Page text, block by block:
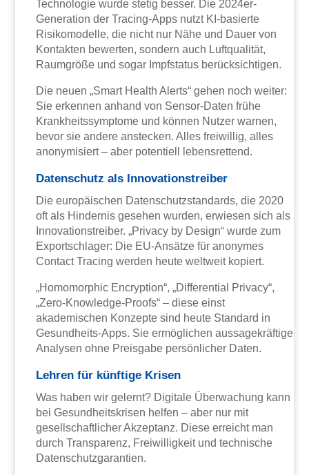
Technologie wurde stetig besser. Die 2024er-
Generation der Tracing-Apps nutzt KI-basierte
Risikomodelle, die nicht nur Nähe und Dauer von
Kontakten bewerten, sondern auch Luftqualität,
Raumgröße und sogar Impfstatus berücksichtigen.
Die neuen „Smart Health Alerts“ gehen noch weiter:
Sie erkennen anhand von Sensor-Daten frühe
Krankheitssymptome und können Nutzer warnen,
bevor sie andere anstecken. Alles freiwillig, alles
anonymisiert – aber potentiell lebensrettend.
Datenschutz als Innovationstreiber
Die europäischen Datenschutzstandards, die 2020
oft als Hindernis gesehen wurden, erwiesen sich als
Innovationstreiber. „Privacy by Design“ wurde zum
Exportschlager: Die EU-Ansätze für anonymes
Contact Tracing werden heute weltweit kopiert.
„Homomorphic Encryption“, „Differential Privacy“,
„Zero-Knowledge-Proofs“ – diese einst
akademischen Konzepte sind heute Standard in
Gesundheits-Apps. Sie ermöglichen aussagekräftige
Analysen ohne Preisgabe persönlicher Daten.
Lehren für künftige Krisen
Was haben wir gelernt? Digitale Überwachung kann
bei Gesundheitskrisen helfen – aber nur mit
gesellschaftlicher Akzeptanz. Diese erreicht man
durch Transparenz, Freiwilligkeit und technische
Datenschutzgarantien.